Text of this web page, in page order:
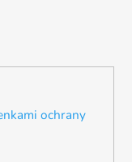
ochrany